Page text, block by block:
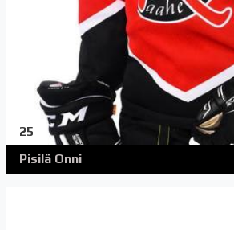
25
Pisilä Onni